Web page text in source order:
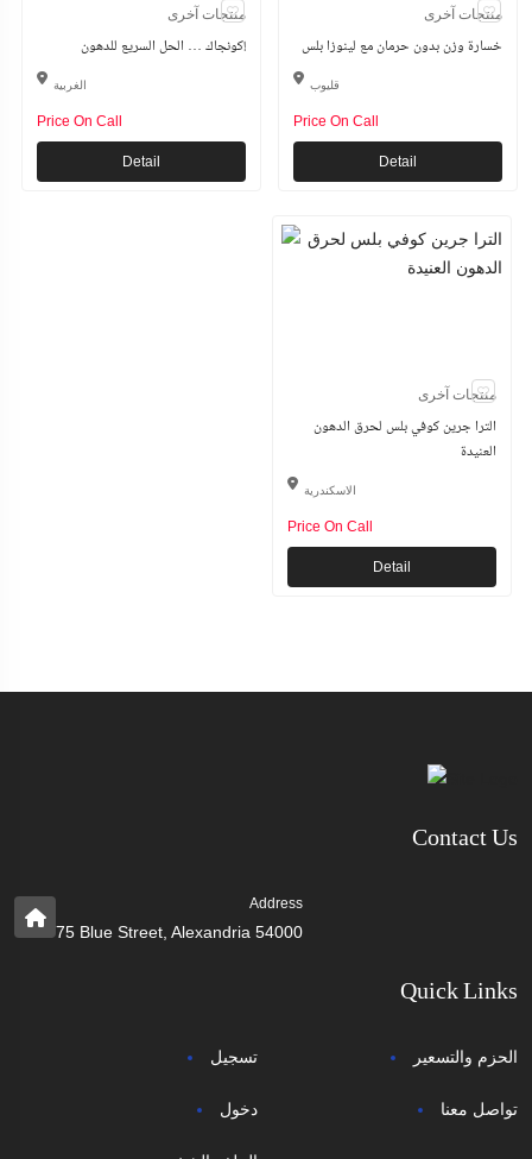
منتجات آخرى
كونجاك … الحل السريع للدهون!
الغربية
Price On Call
Detail
منتجات آخرى
خسارة وزن بدون حرمان مع لينوزا بلس
قليوب
Price On Call
Detail
منتجات آخرى
الترا جرين كوفي بلس لحرق الدهون
العنيدة
الاسكندرية
Price On Call
Detail
Contact Us
Address
75 Blue Street, Alexandria 54000
Quick Links
تسجيل
دخول
الحزم والتسعير
تواصل معنا